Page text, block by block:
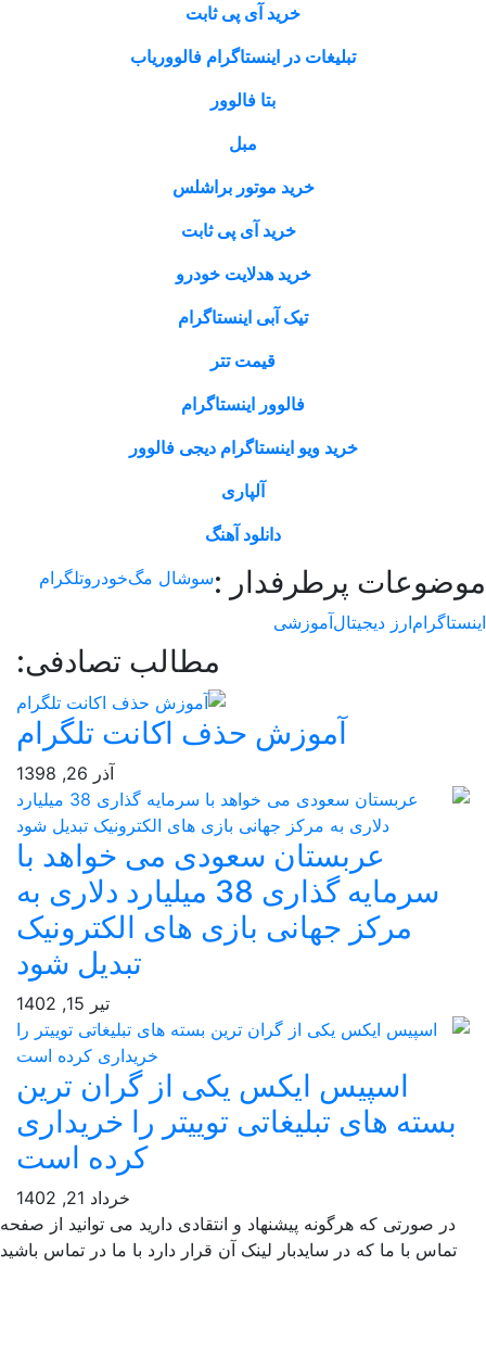
خرید آی پی ثابت
تبلیغات در اینستاگرام فالووریاب
بتا فالوور
خرید موتور براشلس
خرید آی پی ثابت
خرید هدلایت خودرو
تیک آبی اینستاگرام
قیمت تتر
فالوور اینستاگرام
خرید ویو اینستاگرام دیجی فالوور
آلپاری
دانلود آهنگ
پرطرفدار : سوشال مگخودروتلگرام
ارز دیجیتالآموزشی
مطالب تصادفی:
آموزش حذف اکانت تلگرام
عربستان سعودی می خواهد با
سرمایه گذاری 38 میلیارد دلاری به
مرکز جهانی بازی های الکترونیک
تبدیل شود
اسپیس ایکس یکی از گران ترین
های تبلیغاتی توییتر را خریداری
کرده است
خرداد 21, 1402
صورتی که هرگونه پیشنهاد و انتقادی دارید می توانید از صفحه
با ما که در سایدبار لینک آن قرار دارد با ما در تماس باشید